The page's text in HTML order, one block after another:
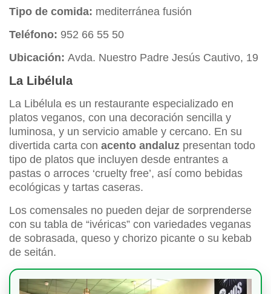
Tipo de comida: mediterránea fusión
Teléfono: 952 66 55 50
Ubicación: Avda. Nuestro Padre Jesús Cautivo, 19
La Libélula
La Libélula es un restaurante especializado en
platos veganos, con una decoración sencilla y
luminosa, y un servicio amable y cercano. En su
divertida carta con acento andaluz presentan todo
tipo de platos que incluyen desde entrantes a
pastas o arroces ‘cruelty free’, así como bebidas
ecológicas y tartas caseras.
Los comensales no pueden dejar de sorprenderse
con su tabla de “ivéricas” con variedades veganas
de sobrasada, queso y chorizo picante o su kebab
de seitán.